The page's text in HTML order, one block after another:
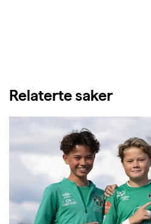
Relaterte saker